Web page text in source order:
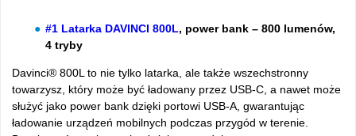
#1 Latarka DAVINCI 800L, power bank – 800 lumenów,
4 tryby
Davinci® 800L to nie tylko latarka, ale także wszechstronny
towarzysz, który może być ładowany przez USB-C, a nawet może
służyć jako power bank dzięki portowi USB-A, gwarantując
ładowanie urządzeń mobilnych podczas przygód w terenie.